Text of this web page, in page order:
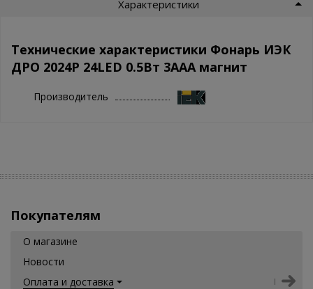
Характеристики
Технические характеристики Фонарь ИЭК
ДРО 2024Р 24LED 0.5Вт 3AAA магнит
Производитель
Покупателям
О магазине
Новости
Оплата и доставка